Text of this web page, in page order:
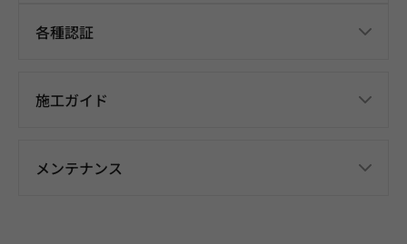
各種認証
施工ガイド
メンテナンス